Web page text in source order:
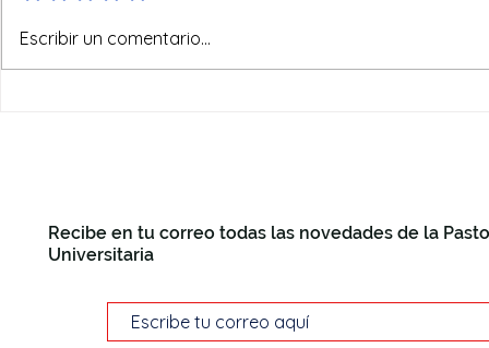
Escribir un comentario...
Recibe en tu correo todas las novedades de la
Universitaria